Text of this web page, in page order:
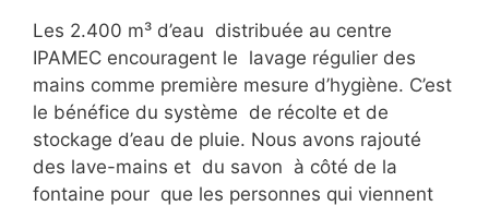
Les 2.400 m³ d’eau distribuée au centre
IPAMEC encouragent le lavage régulier des
mains comme première mesure d’hygiène. C’est
le bénéfice du système de récolte et de
stockage d’eau de pluie. Nous avons rajouté
des lave-mains et du savon à côté de la
fontaine pour que les personnes qui viennent